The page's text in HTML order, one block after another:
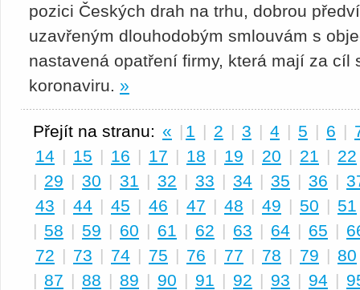
pozici Českých drah na trhu, dobrou
uzavřeným dlouhodobým smlouvám s
nastavená opatření firmy, která mají za cíl
koronaviru. »
Přejít na stranu: « | 1 | 2 | 3 | 4 | 5 | 6 |
14 | 15 | 16 | 17 | 18 | 19 | 20 | 21 | 22
| 29 | 30 | 31 | 32 | 33 | 34 | 35 | 36 |
43 | 44 | 45 | 46 | 47 | 48 | 49 | 50 | 51
| 58 | 59 | 60 | 61 | 62 | 63 | 64 | 65 |
72 | 73 | 74 | 75 | 76 | 77 | 78 | 79 | 80
| 87 | 88 | 89 | 90 | 91 | 92 | 93 | 94 |